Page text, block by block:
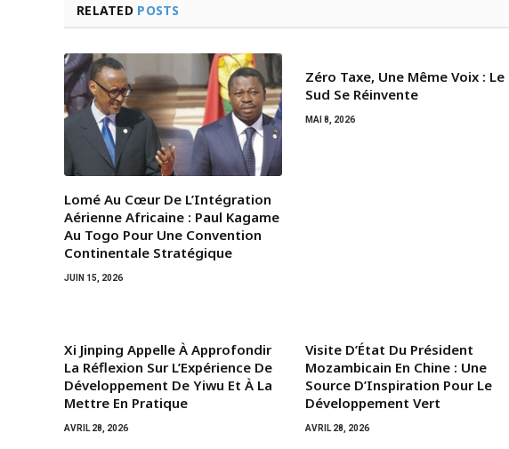
RELATED POSTS
Lomé Au Cœur De L’Intégration
Aérienne Africaine : Paul Kagame
Au Togo Pour Une Convention
Continentale Stratégique
JUIN 15, 2026
Zéro Taxe, Une Même Voix : Le
Sud Se Réinvente
MAI 8, 2026
Xi Jinping Appelle À Approfondir
La Réflexion Sur L’Expérience De
Développement De Yiwu Et À La
Mettre En Pratique
AVRIL 28, 2026
Visite D’État Du Président
Mozambicain En Chine : Une
Source D’Inspiration Pour Le
Développement Vert
AVRIL 28, 2026